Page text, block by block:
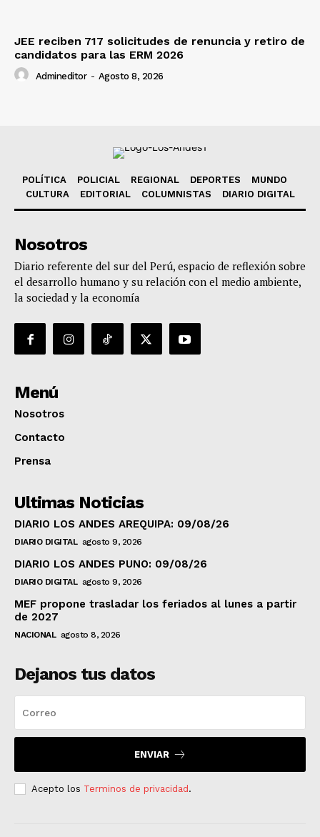
JEE reciben 717 solicitudes de renuncia y retiro de
candidatos para las ERM 2026
Admineditor - Agosto 8, 2026
POLÍTICA POLICIAL REGIONAL DEPORTES
MUNDO
CULTURA
EDITORIAL COLUMNISTAS DIARIO DIGITAL
Nosotros
Diario referente del sur del Perú, espacio de reflexión sobre
el desarrollo humano y su relación con el medio ambiente,
la sociedad y la economía
Menú
Nosotros
Contacto
Prensa
Ultimas Noticias
DIARIO LOS ANDES AREQUIPA: 09/08/26
DIARIO DIGITAL agosto 9, 2026
DIARIO LOS ANDES PUNO: 09/08/26
DIARIO DIGITAL agosto 9, 2026
MEF propone trasladar los feriados al lunes a partir
de 2027
NACIONAL agosto 8, 2026
Dejanos tus datos
ENVIAR
Acepto los Terminos de privacidad.